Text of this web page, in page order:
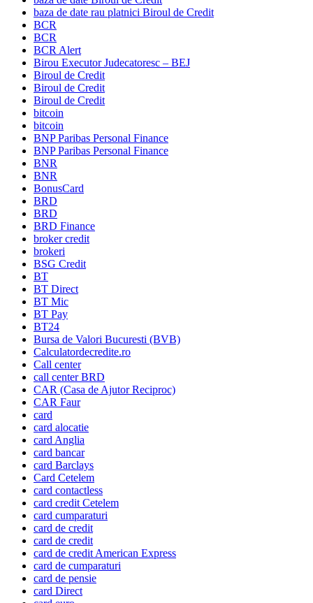
baza de date rau platnici Biroul de Credit
BCR
BCR
BCR Alert
Birou Executor Judecatoresc – BEJ
Biroul de Credit
Biroul de Credit
Biroul de Credit
bitcoin
bitcoin
BNP Paribas Personal Finance
BNP Paribas Personal Finance
BNR
BNR
BonusCard
BRD
BRD
BRD Finance
broker credit
brokeri
BSG Credit
BT
BT Direct
BT Mic
BT Pay
BT24
Bursa de Valori Bucuresti (BVB)
Calculatordecredite.ro
Call center
call center BRD
CAR (Casa de Ajutor Reciproc)
CAR Faur
card
card alocatie
card Anglia
card bancar
card Barclays
Card Cetelem
card contactless
card credit Cetelem
card cumparaturi
card de credit
card de credit
card de credit American Express
card de cumparaturi
card de pensie
card Direct